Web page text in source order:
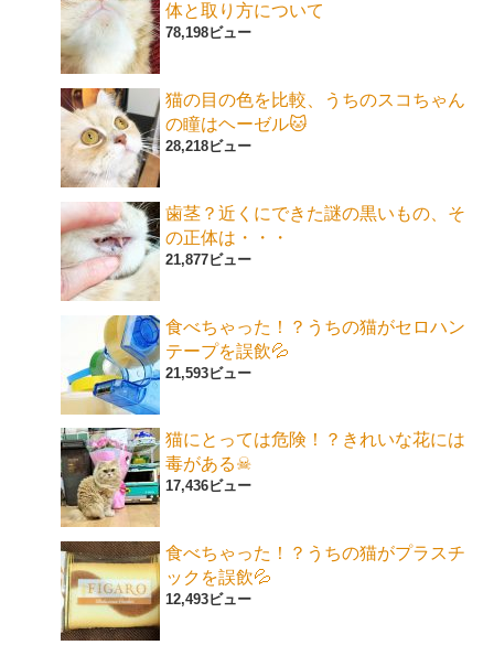
体と取り方について
78,198ビュー
猫の目の色を比較、うちのスコちゃん
の瞳はヘーゼル🐱
28,218ビュー
歯茎？近くにできた謎の黒いもの、そ
の正体は・・・
21,877ビュー
食べちゃった！？うちの猫がセロハン
テープを誤飲💦
21,593ビュー
猫にとっては危険！？きれいな花には
毒がある☠
17,436ビュー
食べちゃった！？うちの猫がプラスチ
ックを誤飲💦
12,493ビュー